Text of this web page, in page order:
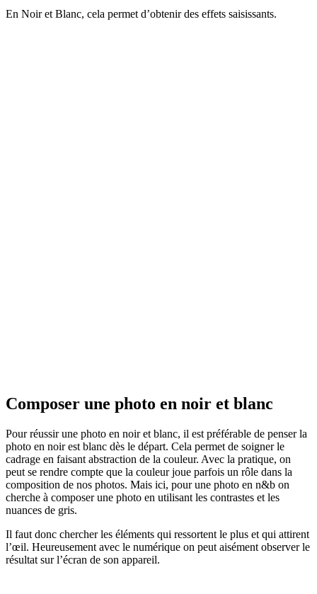
En Noir et Blanc, cela permet d’obtenir des effets saisissants.
Composer une photo en noir et blanc
Pour réussir une photo en noir et blanc, il est préférable de penser la
photo en noir est blanc dès le départ. Cela permet de soigner le
cadrage en faisant abstraction de la couleur. Avec la pratique, on
peut se rendre compte que la couleur joue parfois un rôle dans la
composition de nos photos. Mais ici, pour une photo en n&b on
cherche à composer une photo en utilisant les contrastes et les
nuances de gris.
Il faut donc chercher les éléments qui ressortent le plus et qui attirent
l’œil. Heureusement avec le numérique on peut aisément observer le
résultat sur l’écran de son appareil.